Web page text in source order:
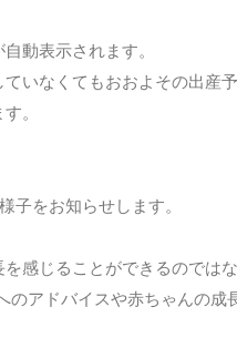
動表示されます。
いなくてもおおよその出産
。
をお知らせします。
感じることができるのではな
アドバイスや赤ちゃんの成